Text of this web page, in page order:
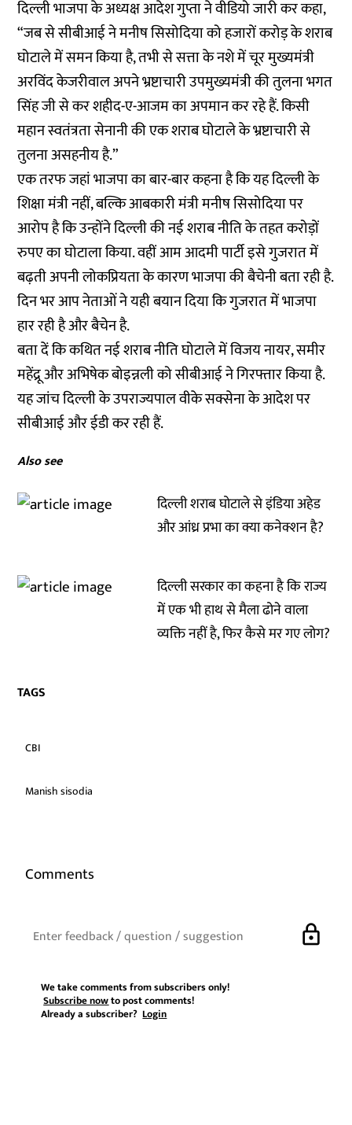
दिल्ली भाजपा के अध्यक्ष आदेश गुप्ता ने वीडियो जारी कर कहा,
“जब से सीबीआई ने मनीष सिसोदिया को हजारों करोड़ के शराब
घोटाले में समन किया है, तभी से सत्ता के नशे में चूर मुख्यमंत्री
अरविंद केजरीवाल अपने भ्रष्टाचारी उपमुख्यमंत्री की तुलना भगत
सिंह जी से कर शहीद-ए-आजम का अपमान कर रहे हैं. किसी
महान स्वतंत्रता सेनानी की एक शराब घोटाले के भ्रष्टाचारी से
तुलना असहनीय है.”
एक तरफ जहां भाजपा का बार-बार कहना है कि यह दिल्ली के
शिक्षा मंत्री नहीं, बल्कि आबकारी मंत्री मनीष सिसोदिया पर
आरोप है कि उन्होंने दिल्ली की नई शराब नीति के तहत करोड़ों
रुपए का घोटाला किया. वहीं आम आदमी पार्टी इसे गुजरात में
बढ़ती अपनी लोकप्रियता के कारण भाजपा की बैचेनी बता रही है.
दिन भर आप नेताओं ने यही बयान दिया कि गुजरात में भाजपा
हार रही है और बैचेन है.
बता दें कि कथित नई शराब नीति घोटाले में विजय नायर, समीर
महेंद्रू और अभिषेक बोइन्नली को सीबीआई ने गिरफ्तार किया है.
यह जांच दिल्ली के उपराज्यपाल वीके सक्सेना के आदेश पर
सीबीआई और ईडी कर रही हैं.
Also see
दिल्ली शराब घोटाले से इंडिया अहेड
और आंध्र प्रभा का क्या कनेक्शन है?
दिल्ली सरकार का कहना है कि राज्य
में एक भी हाथ से मैला ढोने वाला
व्यक्ति नहीं है, फिर कैसे मर गए लोग?
TAGS
CBI
Manish sisodia
Comments
lock
We take comments from subscribers only!
Subscribe nowto post comments!
Already a subscriber?Login